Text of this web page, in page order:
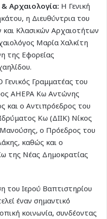
Αρχαιολογία: Η Γενική
η Διευθύντρια του
Κλασικών Αρχαιοτήτων
Μαρία Χαλκίτη
της Εφορείας
Γενικός Γραμματέας του
AHEPA Κω Αντώνης
και ο Αντιπρόεδρος του
Κω (ΔΙΙΚ) Νίκος
ο Πρόεδρος του
καθώς και ο
της Νέας Δημοκρατίας
του Ιερού Βαπτιστηρίου
έναν σημαντικό
κοινωνία, συνδέοντας